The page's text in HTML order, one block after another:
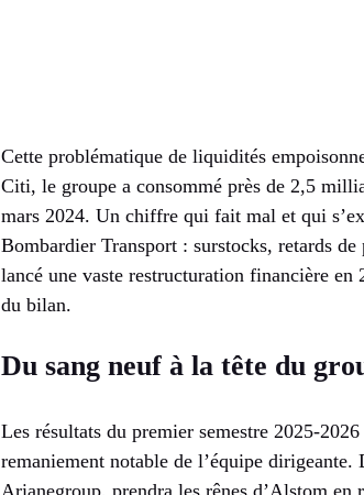
Cette problématique de liquidités
Citi, le groupe a consommé près de 2,5
mars 2024. Un chiffre qui fait mal et qui
Bombardier Transport : surstocks, retards
lancé une vaste restructuration financière
du bilan.
Du sang neuf à la tête du
Les résultats du premier semestre 2025-
remaniement notable de l’équipe
Arianegroup, prendra les rênes d’Alstom en